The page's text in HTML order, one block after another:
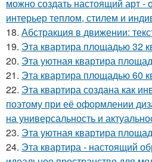
можно создать настоящий арт -
интерьер теплом, стилем и
18. Абстракция в движении:
19. Эта квартира площадью 32
20. Эта уютная квартира
21. Эта квартира площадью 60
22. Эта квартира создана как
поэтому при её оформлении
на универсальность и
23. Эта уютная квартира
24. Эта квартира - настоящий